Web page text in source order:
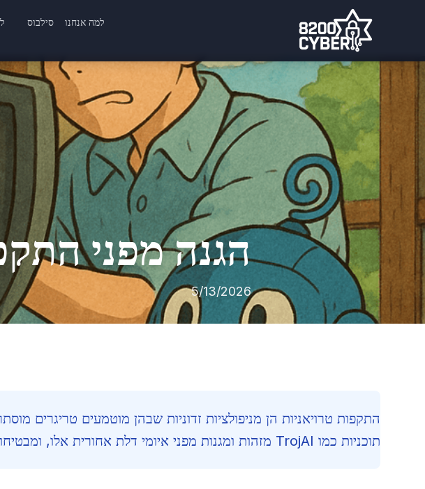
למה אנחנו סילבוס
הגנה מפני
5/13/2026
התקפות טרויאניות הן מניפולציות זדוניות שבהן מוטמעים טריגרים
תוכניות כמו TrojAI מזהות ומגנות מפני איומי דלת אחורית אלו, ומבטיחות את שלמות מערכות הלמידה.